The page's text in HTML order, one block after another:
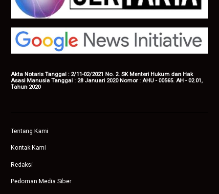
Akta Notaris Tanggal : 2/11-02/2021 No. 2. SK Menteri Hukum dan Hak
Asasi Manusia Tanggal : 28 Januari 2020 Nomor : AHU - 00565. AH - 02.01,
Tahun 2020
Tentang Kami
Kontak Kami
Redaksi
Pedoman Media Siber